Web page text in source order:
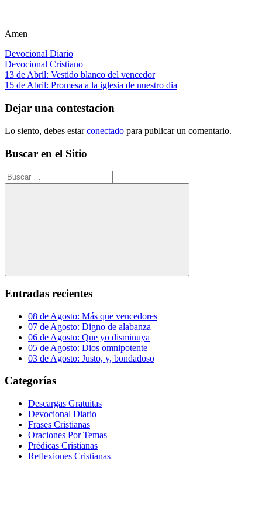
Amen
Devocional Diario
Devocional Cristiano
Navegación
de
entradas
Entrada
anterior:
13 de Abril: Vestido blanco del vencedor
Siguiente
15 de Abril: Promesa a la iglesia de nuestro dia
Dejar una contestacion
Lo siento, debes estarconectado para publicar un comentario.
Buscar en el Sitio
Buscar:
Buscar
Entradas recientes
08 de Agosto: Más que vencedores
07 de Agosto: Digno de alabanza
06 de Agosto: Que yo disminuya
05 de Agosto: Dios omnipotente
03 de Agosto: Justo, y, bondadoso
Categorías
Descargas Gratuitas
Devocional Diario
Frases Cristianas
Oraciones Por Temas
Prédicas Cristianas
Reflexiones Cristianas